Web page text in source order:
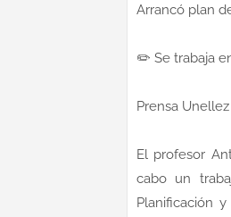
Arrancó plan
✏️ Se trabaja
Prensa Unellez
El profesor
cabo un
Planificación